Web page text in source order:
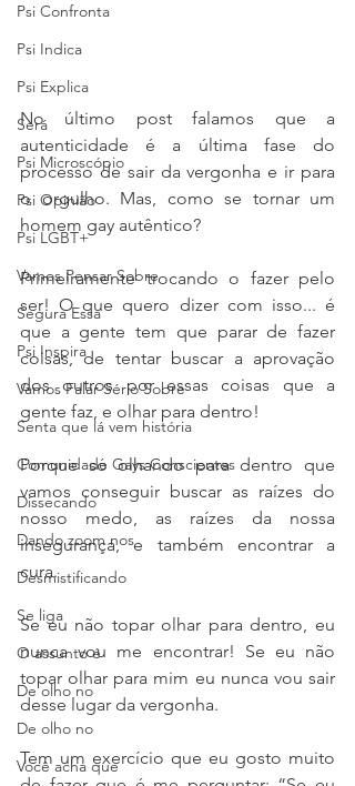
Psi Confronta
Psi Indica
Psi Explica
Será
Psi Microscópio
Psi Opinião
Psi LGBT+
Vamos Pensar Sobre
Segura Essa
Psi Inspira
Vamos Falar Sério Sobre
Senta que lá vem história
Comunidade Gays Conscientes
Dissecando
Dando zoom nos
Desmistificando
Se liga
O assunto é
De olho no
De olho no
Você acha que
No último post falamos que a
autenticidade é a última fase do
processo de sair da vergonha e ir para
o orgulho. Mas, como se tornar um
homem gay autêntico?
Primeiramente trocando o fazer pelo
ser! O que quero dizer com isso... é
que a gente tem que parar de fazer
coisas, de tentar buscar a aprovação
dos outros por essas coisas que a
gente faz, e olhar para dentro!
Porque só olhando para dentro que
vamos conseguir buscar as raízes do
nosso medo, as raízes da nossa
insegurança, e também encontrar a
cura.
Se eu não topar olhar para dentro, eu
nunca vou me encontrar! Se eu não
topar olhar para mim eu nunca vou sair
desse lugar da vergonha.
Tem um exercício que eu gosto muito